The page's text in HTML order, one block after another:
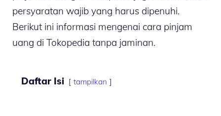
persyaratan wajib yang harus dipenuhi.
Berikut ini informasi mengenai cara pinjam
uang di Tokopedia tanpa jaminan.
Daftar Isi tampilkan